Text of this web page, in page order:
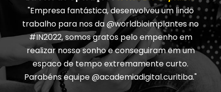
"Empresa fantástica, desenvolveu um lindo
trabalho para nos da @worldbioimplantes no
#IN2022, somos gratos pelo empenho em
realizar nosso sonho e conseguiram em um
espaco de tempo extremamente curto.
Parabéns equipe @academiadigital.curitiba."